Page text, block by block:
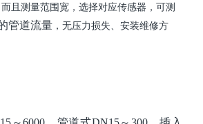
而且 测 量范围宽 ，选择对应传感器，可测
管道流量 ，无压力损失、安装维修方